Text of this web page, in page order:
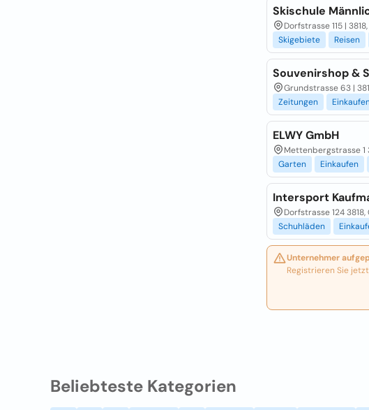
Skischule
Dorfstrasse 115 |
Skigebiete
Reisen
Souvenirshop &
Grundstrasse 63 |
Zeitungen
ELWY GmbH
Mettenbergstrasse 1
Garten
Einkaufen
Intersport
Dorfstrasse 124
Schuhläden
Unternehmer
Registrieren Sie
Beliebteste Kategorien